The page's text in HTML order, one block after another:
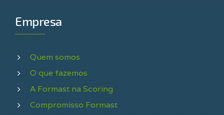
Empresa
Quem somos
O que fazemos
A Formast na Scoring
Compromisso Formast